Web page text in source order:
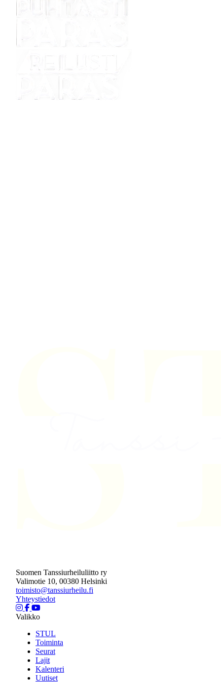
Suomen Tanssiurheiluliitto ry
Valimotie 10, 00380 Helsinki
toimisto@tanssiurheilu.fi
Yhteystiedot
Valikko
STUL
Toiminta
Seurat
Lajit
Kalenteri
Uutiset